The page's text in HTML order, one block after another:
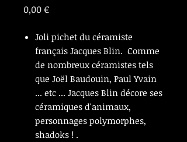
0,00 €Prix
Joli pichet du céramiste
français Jacques Blin. Comme
de nombreux céramistes tels
que Joël Baudouin, Paul Yvain
... etc ... Jacques Blin décore ses
céramiques d'animaux,
personnages polymorphes,
shadoks ! .